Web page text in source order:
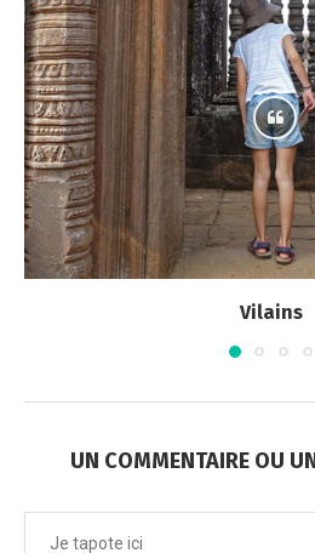
Vilains
UN COMMENTAIRE OU